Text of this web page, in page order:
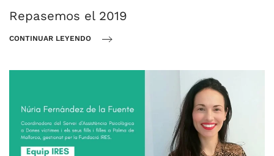
Repasemos el 2019
CONTINUAR LEYENDO